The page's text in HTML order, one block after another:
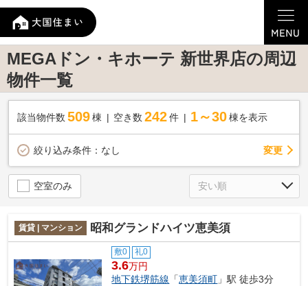
MEGAドン・キホーテ 新世界店の周辺
物件一覧
該当物件数 509棟 空き数 242 件 1～30 棟を表示
絞り込み条件： なし 変更
空室のみ
賃貸 | マンション 昭和グランドハイツ恵美須
敷0 礼0
3.6万円
地下鉄堺筋線 「恵美須町 」駅 徒歩3分